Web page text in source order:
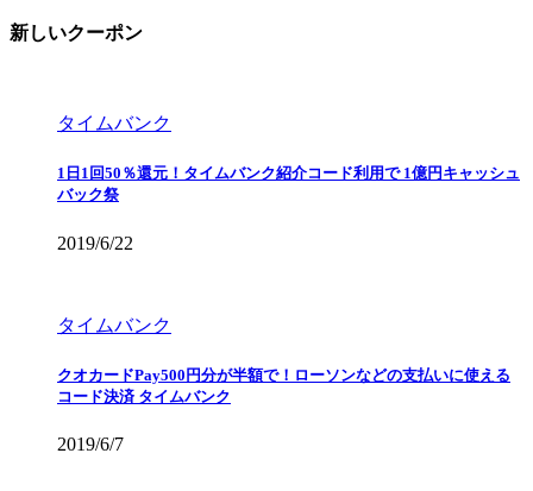
新しいクーポン
タイムバンク
1日1回50％還元！タイムバンク紹介コード利用で 1億円キャッシュ
バック祭
2019/6/22
タイムバンク
クオカードPay500円分が半額で！ローソンなどの支払いに使える
コード決済 タイムバンク
2019/6/7